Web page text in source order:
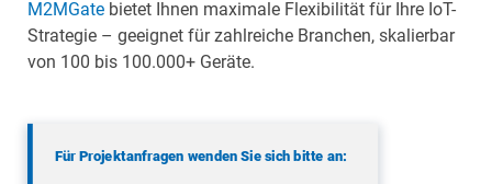
M2MGatebietet Ihnen maximale Flexibilität für Ihre IoT-
Strategie – geeignet für zahlreiche Branchen, skalierbar
von 100 bis 100.000+ Geräte.
Für Projektanfragen wenden Sie sich bitte an: